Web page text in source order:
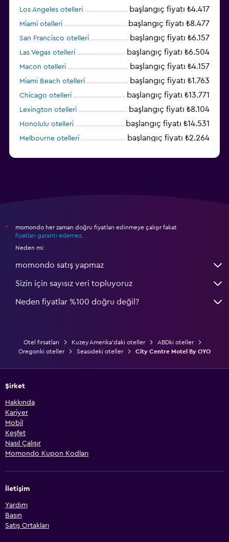
Los Angeles otelleri başlangıç fiyatı ₺4.417
Miami otelleri başlangıç fiyatı ₺8.477
San Francisco otelleri başlangıç fiyatı ₺6.157
Las Vegas otelleri başlangıç fiyatı ₺6.504
Macon otelleri başlangıç fiyatı ₺4.157
Miami Beach otelleri başlangıç fiyatı ₺1.763
Chicago otelleri başlangıç fiyatı ₺13.771
Lexington otelleri başlangıç fiyatı ₺8.104
Honolulu otelleri başlangıç fiyatı ₺14.531
Melbourne otelleri başlangıç fiyatı ₺2.264
*
momondo her zaman doğru fiyatları edinmeye çalışır fakat
fiyatları garanti edemez
Neden mi:
momondo satış yapmaz
Sizin için sayısız veri topluyoruz
Neden fiyatlar %100 doğru değil?
Otel fırsatları Kuzey Amerika'daki oteller
ABDki oteller
Oregonki oteller
Seasideki oteller City Centre Motel By OYO
Şirket
Hakkında
Kariyer
Mobil
Keşfet
Nasıl Çalışır
Momondo Kupon Kodları
İletişim
Yardım
Basın
Satış Ortakları